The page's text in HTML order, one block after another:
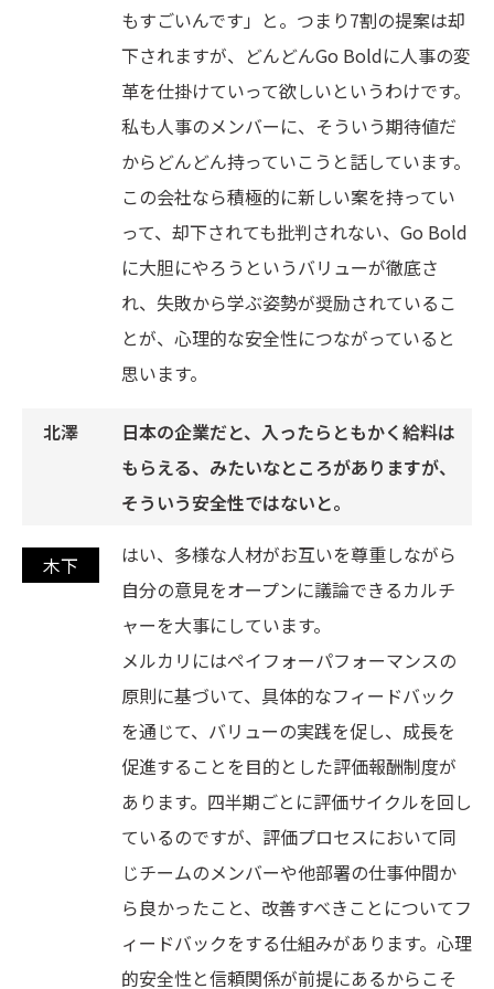
もすごいんです」と。つまり7割の提案は却
下されますが、どんどんGo Boldに人事の変
革を仕掛けていって欲しいというわけです。
私も人事のメンバーに、そういう期待値だ
からどんどん持っていこうと話しています。
この会社なら積極的に新しい案を持ってい
って、却下されても批判されない、Go Bold
に大胆にやろうというバリューが徹底さ
れ、失敗から学ぶ姿勢が奨励されているこ
とが、心理的な安全性につながっていると
思います。
日本の企業だと、入ったらともかく給料は
もらえる、みたいなところがありますが、
そういう安全性ではないと。
はい、多様な人材がお互いを尊重しながら
自分の意見をオープンに議論できるカルチ
ャーを大事にしています。
メルカリにはペイフォーパフォーマンスの
原則に基づいて、具体的なフィードバック
を通じて、バリューの実践を促し、成長を
促進することを目的とした評価報酬制度が
あります。四半期ごとに評価サイクルを回し
ているのですが、評価プロセスにおいて同
じチームのメンバーや他部署の仕事仲間か
ら良かったこと、改善すべきことについてフ
ィードバックをする仕組みがあります。心理
的安全性と信頼関係が前提にあるからこそ